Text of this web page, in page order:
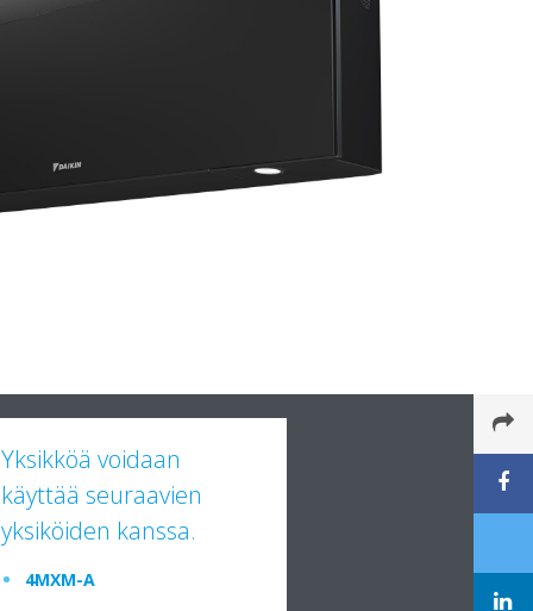
Yksikköä voidaan
käyttää seuraavien
yksiköiden kanssa.
4MXM-A